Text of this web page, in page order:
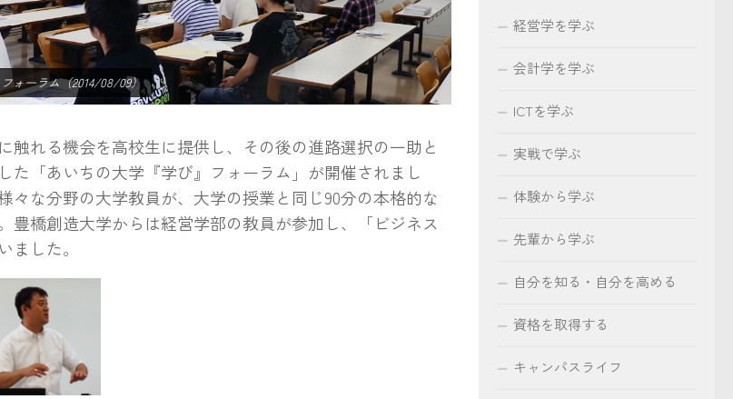
ォーラム（2014/08/09）
触れる機会を高校生に提供し、その後の進路選択の一助と
た「あいちの大学『学び』フォーラム」が開催されまし
々な分野の大学教員が、大学の授業と同じ90分の本格的な
豊橋創造大学からは経営学部の教員が参加し、「ビジネス
ました。
経営学を学ぶ
会計学を学ぶ
ICTを学ぶ
実戦で学ぶ
体験から学ぶ
先輩から学ぶ
自分を知る・自分を高める
資格を取得する
キャンパスライフ